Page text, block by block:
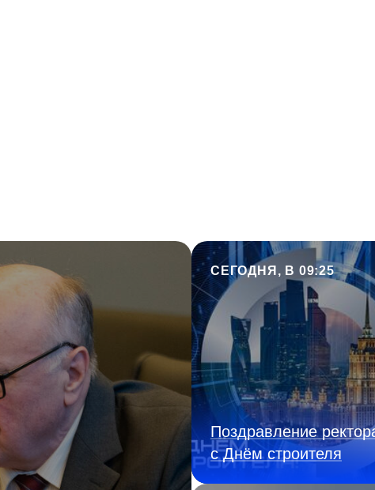
СЕГОДНЯ, В 09:25
Поздравление
с Днём строителя